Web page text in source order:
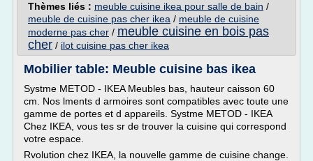
Thèmes liés : meuble cuisine ikea pour salle de bain /
meuble de cuisine pas cher ikea / meuble de cuisine
moderne pas cher / meuble cuisine en bois pas
cher / ilot cuisine pas cher ikea
Mobilier table: Meuble cuisine bas ikea
Systme METOD - IKEA Meubles bas, hauteur caisson 60
cm. Nos lments d armoires sont compatibles avec toute une
gamme de portes et d appareils. Systme METOD - IKEA
Chez IKEA, vous tes sr de trouver la cuisine qui correspond
votre espace.
Rvolution chez IKEA, la nouvelle gamme de cuisine change.